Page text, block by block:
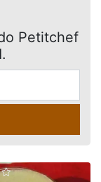
Petitchef
.